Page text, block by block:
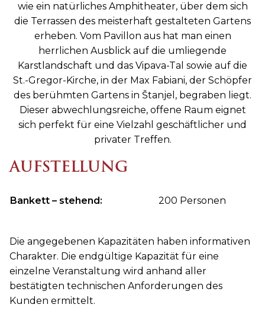
wie ein natürliches Amphitheater, über dem sich
die Terrassen des meisterhaft gestalteten Gartens
erheben. Vom Pavillon aus hat man einen
herrlichen Ausblick auf die umliegende
Karstlandschaft und das Vipava-Tal sowie auf die
St.-Gregor-Kirche, in der Max Fabiani, der Schöpfer
des berühmten Gartens in Štanjel, begraben liegt.
Dieser abwechlungsreiche, offene Raum eignet
sich perfekt für eine Vielzahl geschäftlicher und
privater Treffen.
AUFSTELLUNG
Bankett – stehend: 200 Personen
Die angegebenen Kapazitäten haben informativen
Charakter. Die endgültige Kapazität für eine
einzelne Veranstaltung wird anhand aller
bestätigten technischen Anforderungen des
Kunden ermittelt.